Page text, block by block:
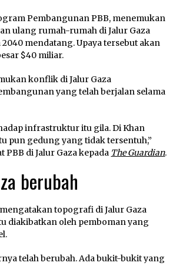
Pembangunan PBB, menemukan
ulang rumah-rumah di Jalur Gaza
mendatang. Upaya tersebut akan
$40 miliar.
konflik di Jalur Gaza
yang telah berjalan selama
infrastruktur itu gila. Di Khan
pun gedung yang tidak tersentuh,”
PBB di Jalur Gaza kepada The Guardian.
berubah
topografi di Jalur Gaza
diakibatkan oleh pemboman yang
telah berubah. Ada bukit-bukit yang